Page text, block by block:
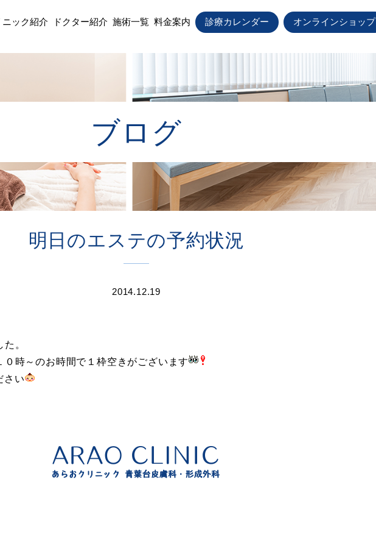
ニック紹介 ドクター紹介 施術一覧 料金案内 診療カレンダー オンラインショップ
ブログ
明日のエステの予約状況
2014.12.19
。
時～のお時間で１枠空きがございます
さい